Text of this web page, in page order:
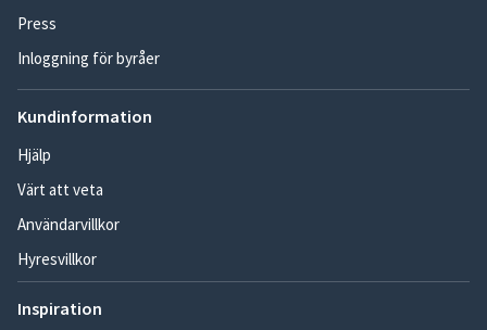
Press
Inloggning för byråer
Kundinformation
Hjälp
Värt att veta
Användarvillkor
Hyresvillkor
Inspiration